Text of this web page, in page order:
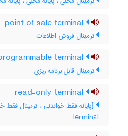
ترمینال فروش اطلاعات
ترمینال قابل برنامه ریزی
terminal